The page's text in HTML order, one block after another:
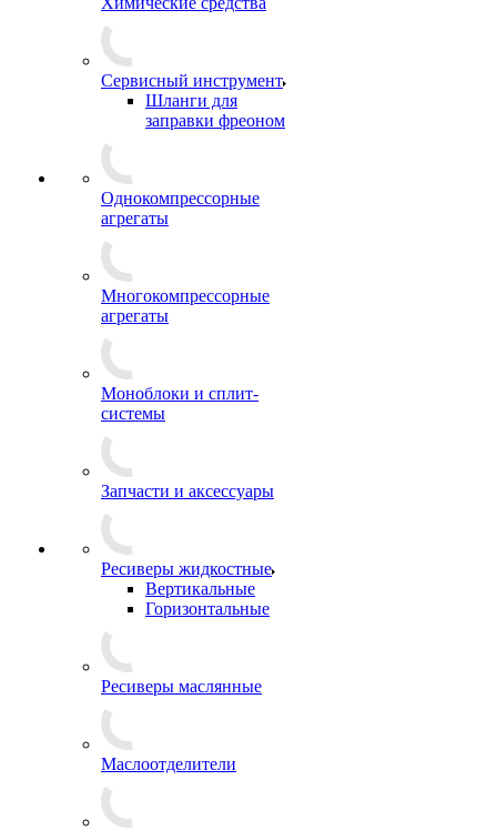
Сервисный инструмент
Шланги для
заправки фреоном
Однокомпрессорные
агрегаты
Многокомпрессорные
агрегаты
Моноблоки и сплит-
системы
Запчасти и аксессуары
Ресиверы жидкостные
Вертикальные
Горизонтальные
Ресиверы маслянные
Маслоотделители